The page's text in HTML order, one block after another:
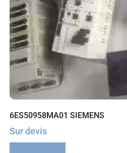
6ES50958MA01 SIEMENS
Sur devis